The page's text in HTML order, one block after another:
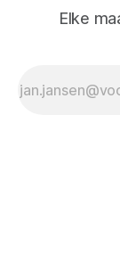
Elke